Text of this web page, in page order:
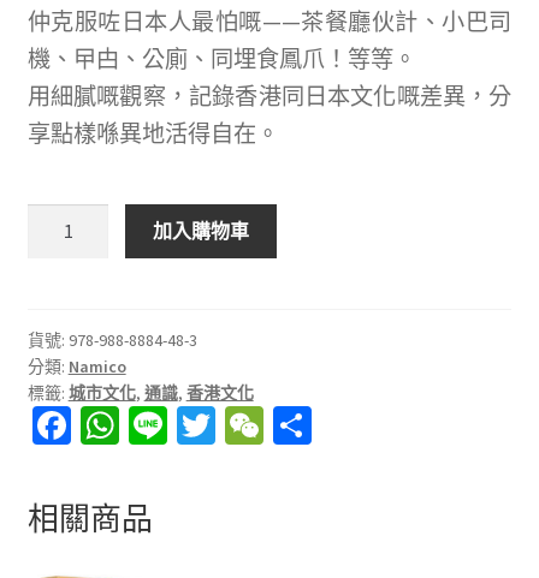
仲克服咗日本人最怕嘅——茶餐廳伙計、小巴司
機、曱甴、公廁、同埋食鳳爪！等等。
用細膩嘅觀察，記錄香港同日本文化嘅差異，分
享點樣喺異地活得自在。
香
港
生
活
文
加入購物車
貨號: 978-988-8884-48-3
分類: Namico
標籤: 城市文化, 通識, 香港文化
Fa
b
o
W
at
sA
Li T W 分
相關商品